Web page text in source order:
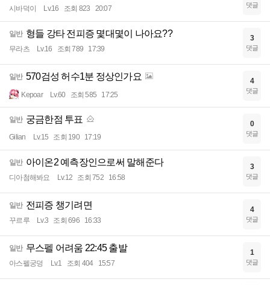
시바덕이 Lv.16 조회 823 20:07 댓글
일반 형들 강타 전피증 몇대몇이 나아요??
무라츠 Lv.16 조회 789 17:39
3
댓글
일반 570검성 허수1분 정상인가요
Kepoar Lv.60 조회 585 17:25
4
댓글
일반 궁금한점 투표
Gilian Lv.15 조회 190 17:19
0
댓글
일반 아이온2 예측장인으로써 말해준다
디아첨해봐요 Lv.12 조회 752 16:58
3
댓글
일반 전피증 챙기려면
꾸르루 Lv.3 조회 696 16:33
4
댓글
일반 무스펠 어려움 22:45 출발
아스펠궁덩 Lv.1 조회 404 15:57
1
댓글